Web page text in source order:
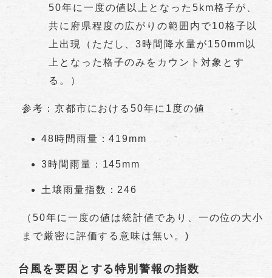
50年に一度の値以上となった5km格子が、
共に府県程度の広がりの範囲内で10格子以
上出現（ただし、3時間降水量が150mm以
上となった格子のみをカウント対象とす
る。）
参考：京都市における50年に1度の値
48時間雨量：419mm
3時間雨量：145mm
土壌雨量指数：246
（50年に一度の値は統計値であり、一の位の大小
まで厳密に評価する意味は無い。)
台風を要因とする特別警報の指数